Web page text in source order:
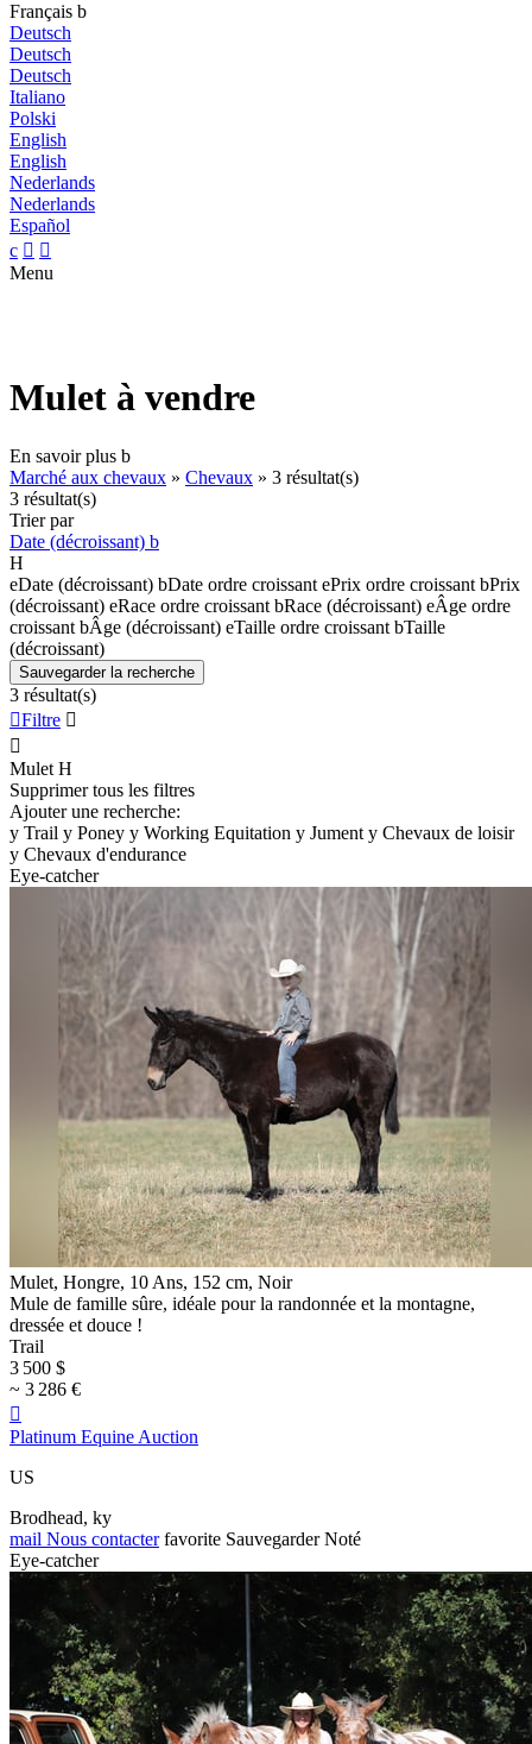
Français b
Deutsch
Deutsch
Deutsch
Italiano
Polski
English
English
Nederlands
Nederlands
Español
c  
Menu
Mulet à vendre
En savoir plus b
Marché aux chevaux » Chevaux » 3 résultat(s)
3 résultat(s)
Trier par
Date (décroissant) b
H
eDate (décroissant) bDate ordre croissant ePrix ordre croissant bPrix
(décroissant) eRace ordre croissant bRace (décroissant) eÂge ordre
croissant bÂge (décroissant) eTaille ordre croissant bTaille
(décroissant)
Sauvegarder la recherche
3 résultat(s)
Filtre 

Mulet H
Supprimer tous les filtres
Ajouter une recherche:
y Trail y Poney y Working Equitation y Jument y Chevaux de loisir
y Chevaux d'endurance
Eye-catcher
Mulet, Hongre, 10 Ans, 152 cm, Noir
Mule de famille sûre, idéale pour la randonnée et la montagne,
dressée et douce !
Trail
3 500 $
~ 3 286 €

Platinum Equine Auction
US
Brodhead, ky
mail Nous contacter favorite Sauvegarder Noté
Eye-catcher